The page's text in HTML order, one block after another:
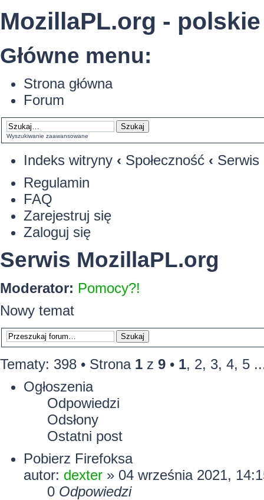
MozillaPL.org -
Główne menu:
Strona główna
Forum
Wyszukiwanie zaawansowane
Indeks witryny ‹ Społeczność ‹ Serwis
Regulamin
FAQ
Zarejestruj się
Zaloguj się
Serwis MozillaPL.org
Moderator: Pomocy?!
Nowy temat
Tematy: 398 • Strona 1 z 9 • 1, 2, 3, 4, 5
Ogłoszenia
Odpowiedzi
Odsłony
Ostatni post
Pobierz Firefoksa
autor: dexter » 04 września 2021,
0 Odpowiedzi